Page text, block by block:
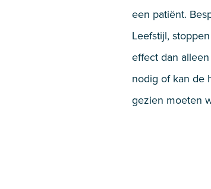
een patiënt.
Leefstijl,
effect dan
nodig of kan de
gezien moeten